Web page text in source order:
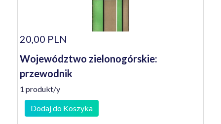
20,00 PLN
Województwo zielonogórskie:
przewodnik
1 produkt/y
Dodaj do Koszyka